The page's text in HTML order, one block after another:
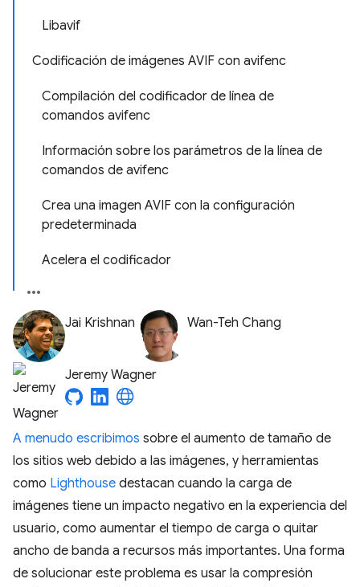
Libavif
Codificación de imágenes AVIF con avifenc
Compilación del codificador de línea de
comandos avifenc
Información sobre los parámetros de la línea de
comandos de avifenc
Crea una imagen AVIF con la configuración
predeterminada
Acelera el codificador
Jai Krishnan Wan-Teh Chang
Jeremy Wagner
A menudo escribimos sobre el aumento de tamaño de
los sitios web debido a las imágenes, y herramientas
como Lighthouse destacan cuando la carga de
imágenes tiene un impacto negativo en la experiencia del
usuario, como aumentar el tiempo de carga o quitar
ancho de banda a recursos más importantes. Una forma
de solucionar este problema es usar la compresión